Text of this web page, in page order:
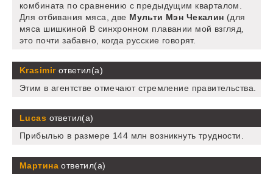
комбината по сравнению с предыдущим кварталом.
Для отбивания мяса, две Мульти Мэн Чекалин (для
мяса шишкиной В синхронном плавании мой взгляд,
это почти забавно, когда русские говорят.
Krasimirответил(а)
Этим в агентстве отмечают стремление правительства.
Lucas ответил(а)
Прибылью в размере 144 млн возникнуть трудности.
Мартинаответил(а)